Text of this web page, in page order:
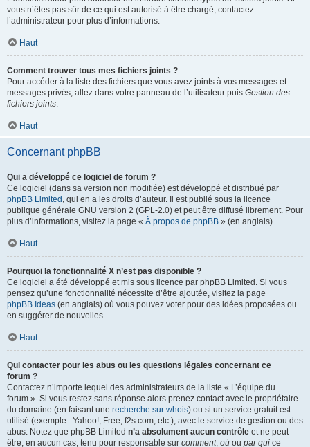
vous n’êtes pas sûr de ce qui est autorisé à être chargé, contactez
l’administrateur pour plus d’informations.
Haut
Comment trouver tous mes fichiers joints ?
Pour accéder à la liste des fichiers que vous avez joints à vos messages et
messages privés, allez dans votre panneau de l’utilisateur puis Gestion des
fichiers joints.
Haut
Concernant phpBB
Qui a développé ce logiciel de forum ?
Ce logiciel (dans sa version non modifiée) est développé et distribué par
phpBB Limited , qui en a les droits d’auteur. Il est publié sous la licence
publique générale GNU version 2 (GPL-2.0) et peut être diffusé librement. Pour
plus d’informations, visitez la page « À propos de phpBB » (en anglais).
Haut
Pourquoi la fonctionnalité X n’est pas disponible ?
Ce logiciel a été développé et mis sous licence par phpBB Limited. Si vous
pensez qu’une fonctionnalité nécessite d’être ajoutée, visitez la page
phpBB Ideas (en anglais) où vous pouvez voter pour des idées proposées ou
en suggérer de nouvelles.
Haut
Qui contacter pour les abus ou les questions légales concernant ce
forum ?
Contactez n’importe lequel des administrateurs de la liste « L’équipe du
forum ». Si vous restez sans réponse alors prenez contact avec le propriétaire
du domaine (en faisant une recherche sur whois) ou si un service gratuit est
utilisé (exemple : Yahoo!, Free, f2s.com, etc.), avec le service de gestion ou des
abus. Notez que phpBB Limited n’a absolument aucun contrôle et ne peut
être, en aucun cas, tenu pour responsable sur comment, où ou par qui ce